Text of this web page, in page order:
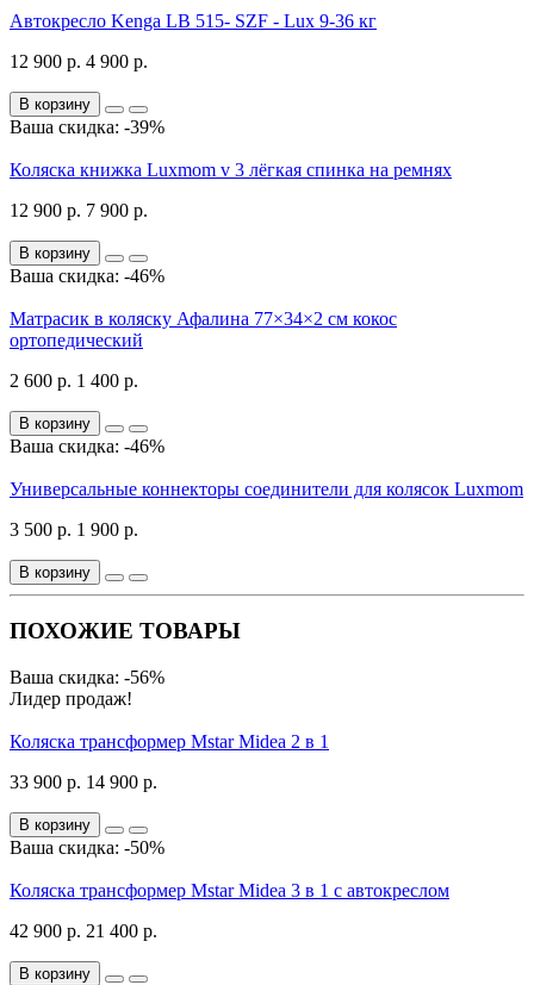
Автокресло Kenga LB 515- SZF - Lux 9-36 кг
12 900 р. 4 900 р.
В корзину
Ваша скидка: -39%
Коляска книжка Luxmom v 3 лёгкая спинка на ремнях
12 900 р. 7 900 р.
В корзину
Ваша скидка: -46%
Матрасик в коляску Афалина 77×34×2 см кокос
ортопедический
2 600 р. 1 400 р.
В корзину
Ваша скидка: -46%
Универсальные коннекторы соединители для колясок Luxmom
3 500 р. 1 900 р.
В корзину
ПОХОЖИЕ ТОВАРЫ
Ваша скидка: -56%
Лидер продаж!
Коляска трансформер Mstar Midea 2 в 1
33 900 р. 14 900 р.
В корзину
Ваша скидка: -50%
Коляска трансформер Mstar Midea 3 в 1 с автокреслом
42 900 р. 21 400 р.
В корзину